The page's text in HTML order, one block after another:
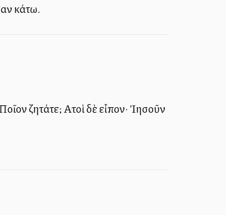
κάτω.
ζητάτε; Αὐτοὶ δὲ εἶπον· Ἰησοῦν